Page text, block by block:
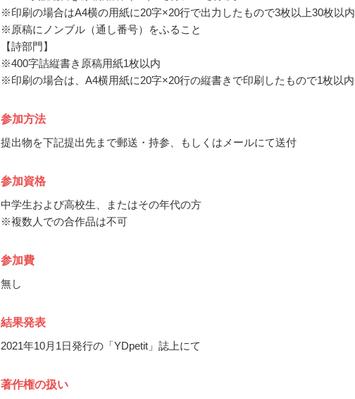
※印刷の場合はA4横の用紙に20字×20行で出力したもので3枚以上30枚以内
※原稿にノンブル（通し番号）をふること
【詩部門】
※400字詰縦書き原稿用紙1枚以内
※印刷の場合は、A4横用紙に20字×20行の縦書きで印刷したもので1枚以内
参加方法
提出物を下記提出先まで郵送・持参、もしくはメールにて送付
参加資格
中学生および高校生、またはその年代の方
※複数人での合作品は不可
参加費
無し
結果発表
2021年10月1日発行の「YDpetit」誌上にて
著作権の扱い